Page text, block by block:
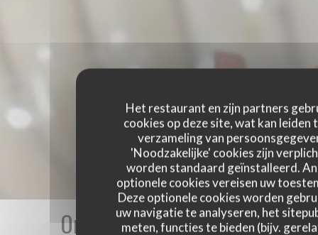
Het restaurant en zijn partners
cookies op deze site, wat kan leiden
verzameling van
'Noodzakelijke' cookies zijn
worden standaard geïnstalleerd.
optionele cookies vereisen uw
Deze optionele cookies worden
uw navigatie te analyseren, het
meten, functies te bieden (bijv.
Onze gastbeoordelingen